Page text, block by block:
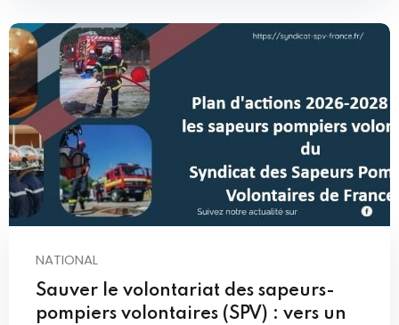
NATIONAL
Sauver le volontariat des sapeurs-
pompiers volontaires (SPV) : vers un